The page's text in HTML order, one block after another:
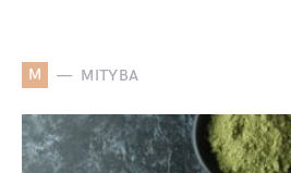
M MITYBA